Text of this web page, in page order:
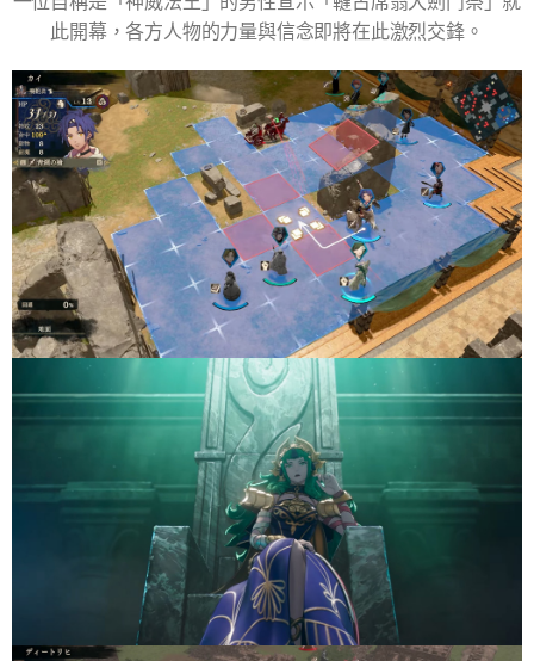
此開幕，各方人物的力量與信念即將在此激烈交鋒。